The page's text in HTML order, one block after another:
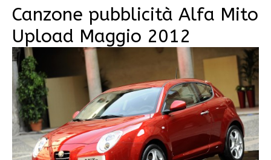
Canzone pubblicità Alfa Mito
Upload Maggio 2012